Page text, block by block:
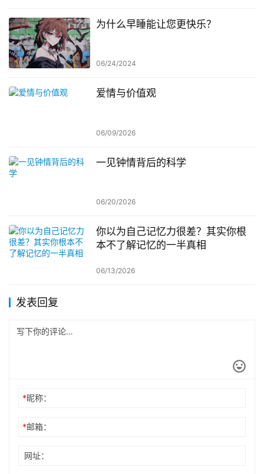
为什么早睡能让您更快乐？
06/24/2024
爱情与价值观
06/09/2026
一见钟情背后的科学
06/20/2026
你以为自己记忆力很差？其实你根
本不了解记忆的一半真相
06/13/2026
发表回复
*昵称：
*邮箱：
网址：